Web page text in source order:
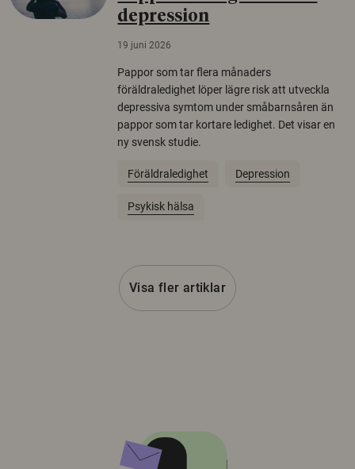
depression
19 juni 2026
Pappor som tar flera månaders
föräldraledighet löper lägre risk att utveckla
depressiva symtom under småbarnsåren än
pappor som tar kortare ledighet. Det visar en
ny svensk studie.
Föräldraledighet Depression
Psykisk hälsa
Visa fler artiklar